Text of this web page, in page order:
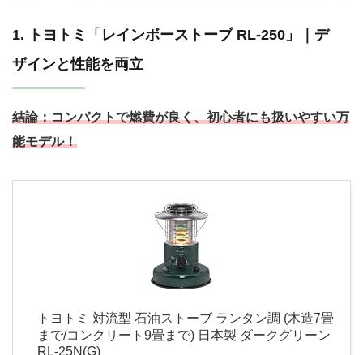
1. トヨトミ「レインボーストーブ RL-250」｜デ
ザインと性能を両立
結論：コンパクトで燃費が良く、初心者にも扱いやすい万
能モデル！
トヨトミ 対流型 石油ストーブ ランタン調 (木造7畳
まで/コンクリート9畳まで) 日本製 ダークグリーン
RL-25N(G)